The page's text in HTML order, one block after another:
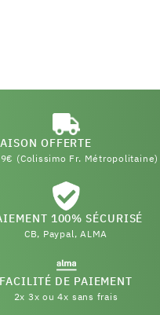
OFFERTE
(Colissimo Fr. Métropolitaine)
100% SÉCURISÉ
CB, Paypal, ALMA
FACILITÉ DE PAIEMENT
2x 3x ou 4x sans frais